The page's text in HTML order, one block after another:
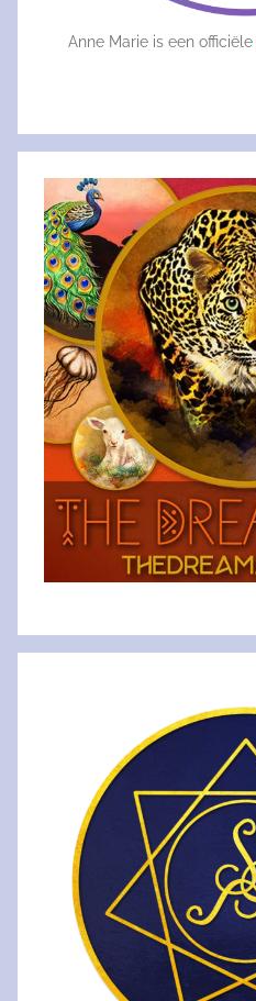
Anne Marie is een officiële